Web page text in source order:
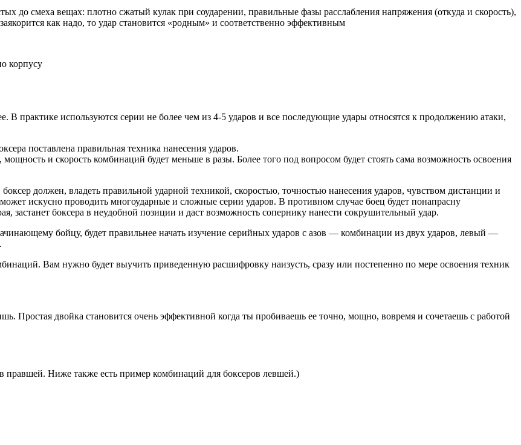
до смеха вещах: плотно сжатый кулак при соударении, правильные фазы расслабления напряжения (откуда и скорость),
как надо, то удар становится «родным» и соответственно эффективным
корпусу
практике используются серии не более чем из 4-5 ударов и все последующие удары относятся к продолжению атаки,
поставлена правильная техника нанесения ударов.
и скорость комбинаций будет меньше в разы. Более того под вопросом будет стоять сама возможность освоения
должен, владеть правильной ударной техникой, скоростью, точностью нанесения ударов, чувством дистанции и
искусно проводить многоударные и сложные серии ударов. В противном случае боец будет понапрасну
застанет боксера в неудобной позиции и даст возможность сопернику нанести сокрушительный удар.
бойцу, будет правильнее начать изучение серийных ударов с азов — комбинации из двух ударов, левый —
Вам нужно будет выучить приведенную расшифровку наизусть, сразу или постепенно по мере освоения техник
Простая двойка становится очень эффективной когда ты пробиваешь ее точно, мощно, вовремя и сочетаешь с работой
правшей. Ниже также есть пример комбинаций для боксеров левшей.)